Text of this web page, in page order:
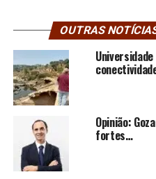
OUTRAS
Opinião:
fortes…